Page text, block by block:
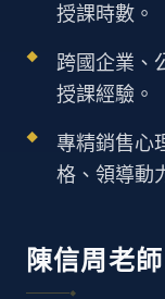
授課時數。
跨國企業、
授課經驗。
專精銷售心
格、領導動
陳信周老師
◆